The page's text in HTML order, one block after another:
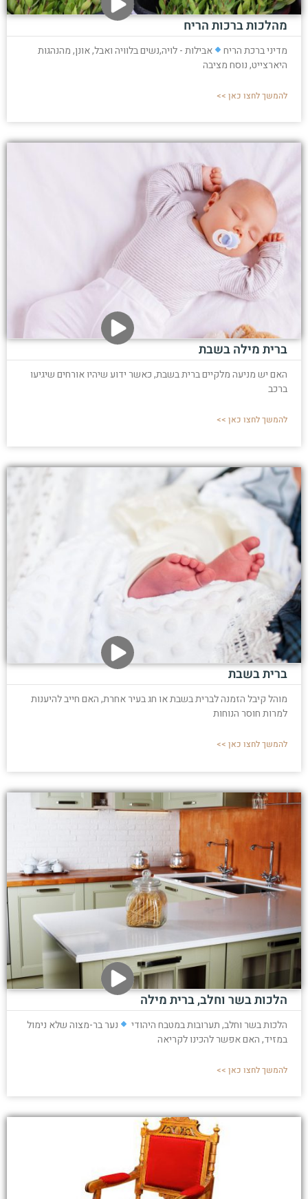
מהלכות ברכות הריח
מדיני ברכת הריח
אבילות - לויה,נשים בלוויה ואבל, אונן, מהנהגות
היארצייט, נוסח מציבה
להמשך לחצו כאן >>
ברית מילה בשבת
האם יש מניעה מלקיים ברית בשבת, כאשר ידוע שיהיו אורחים שיגיעו
ברכב
להמשך לחצו כאן >>
ברית בשבת
מוהל קיבל הזמנה לברית בשבת או חג בעיר אחרת, האם חייב להיענות
למרות חוסר הנוחות
להמשך לחצו כאן >>
הלכות בשר וחלב, ברית מילה
הלכות בשר וחלב, תערובות במטבח היהודי
נער בר-מצוה שלא נימול
במזיד, האם אפשר להכינו לקריאה
להמשך לחצו כאן >>